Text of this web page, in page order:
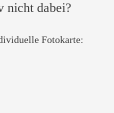
nicht dabei?
Fotokarte: